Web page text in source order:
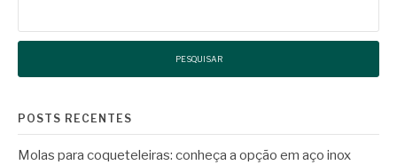
posts
POSTS RECENTES
Molas para coqueteleiras: conheça a opção em aço inox